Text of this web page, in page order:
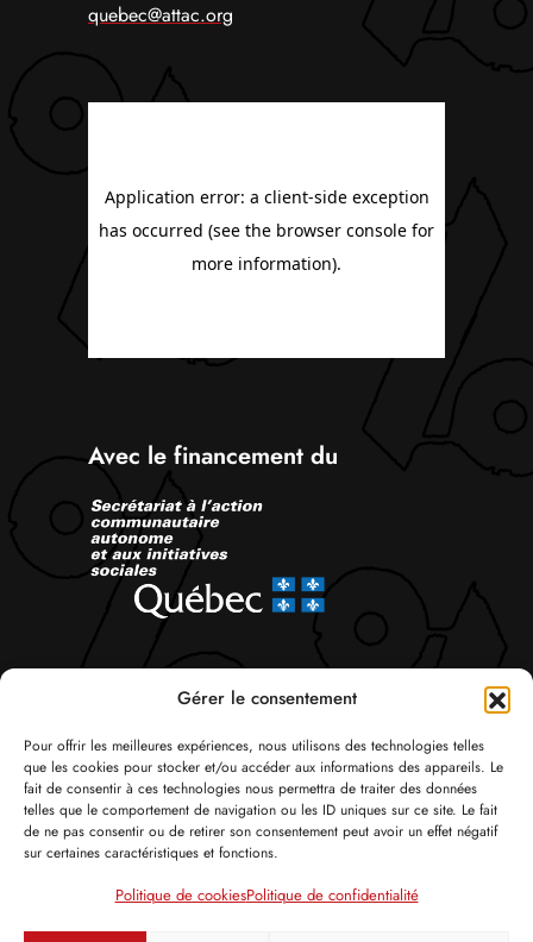
Gérer le consentement
Pour offrir les meilleures expériences, nous utilisons des technologies telles
que les cookies pour stocker et/ou accéder aux informations des appareils. Le
fait de consentir à ces technologies nous permettra de traiter des données
telles que le comportement de navigation ou les ID uniques sur ce site. Le fait
de ne pas consentir ou de retirer son consentement peut avoir un effet négatif
sur certaines caractéristiques et fonctions.
Politique de cookiesPolitique de confidentialité
quebec@attac.org
Avec le financement du
Suivez-nous